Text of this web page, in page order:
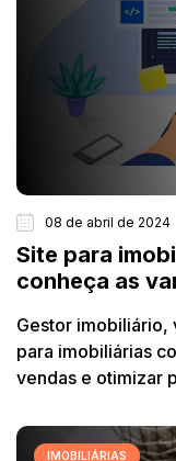
08 de abril de 2024
Site para
conheça as
Gestor imobiliário,
para imobiliárias
vendas e otimizar
IMOBILIÁRIAS